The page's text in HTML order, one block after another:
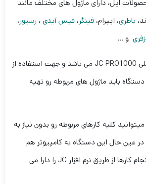
اپل، دارای ماژول های مختلف مانند
باطری، ایپرام،فینگر،فیس آیدی ،رسیور،
و …
این دستگاه ماژول اصلی JC PRO1000 می باشد و جهت استفاده از
باید ماژول های مربوطه رو تهیه
کلیه کارهای مربوطه رو بدون نیاز به
در عین حال این دستگاه به کامپیوتر هم
وصل شده و قابلیت انجام کارها از طریق نرم افزار JC را دارا می